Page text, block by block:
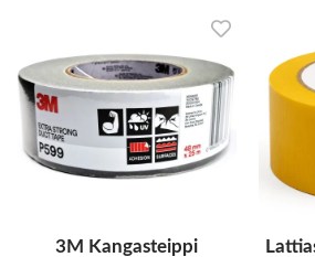
3M Kangasteippi